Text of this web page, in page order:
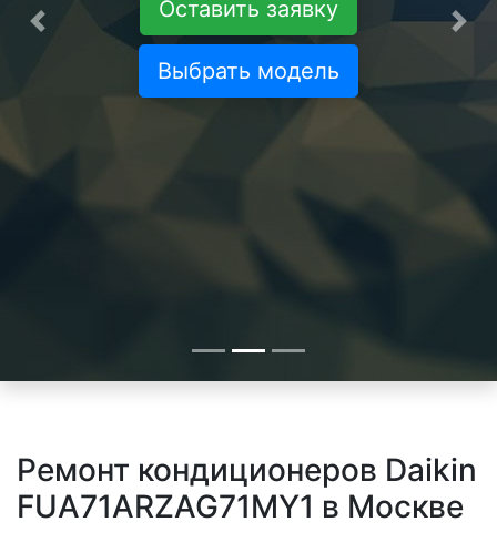
Оставить заявку
Выбрать модель
Предыдущая
Ремонт кондиционеров Daikin
FUA71ARZAG71MY1 в Москве